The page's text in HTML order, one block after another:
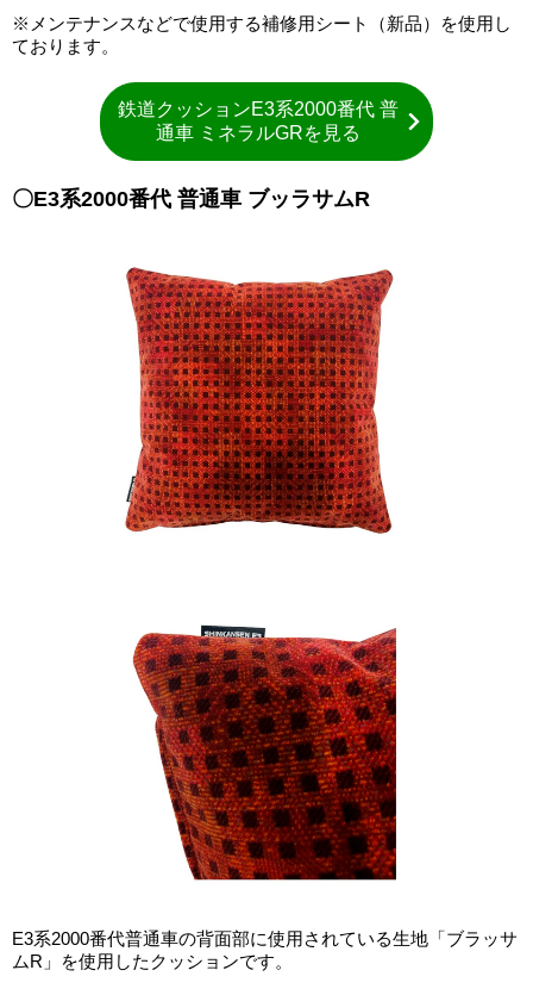
※メンテナンスなどで使用する補修用シート（新品）を使用し
ております。
鉄道クッションE3系2000番代 普
通車 ミネラルGRを見る
〇E3系2000番代 普通車 ブッラサムR
E3系2000番代普通車の背面部に使用されている生地「ブラッサ
ムR」を使用したクッションです。